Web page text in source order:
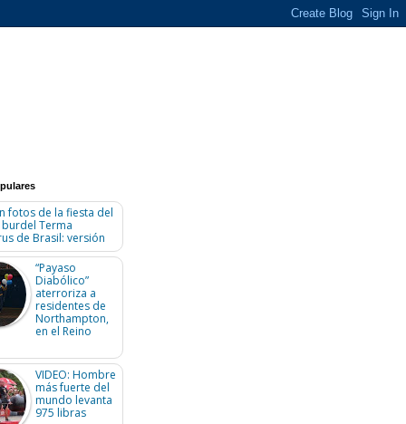
fotos de la fiesta del
Terma
de Brasil: versión
“Payaso
Diabólico”
aterroriza a
residentes de
Northampton,
en el Reino
VIDEO: Hombre
más fuerte del
mundo levanta
975 libras